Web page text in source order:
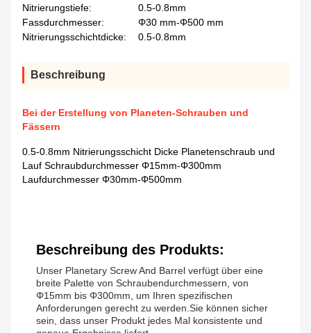
Nitrierungstiefe:
0.5-0.8mm
Fassdurchmesser:
Φ30 mm-Φ500 mm
Nitrierungsschichtdicke:
0.5-0.8mm
Beschreibung
Bei der Erstellung von Planeten-Schrauben und
Fässern
0.5-0.8mm Nitrierungsschicht Dicke Planetenschraub und
Lauf Schraubdurchmesser Φ15mm-Φ300mm
Laufdurchmesser Φ30mm-Φ500mm
Beschreibung des Produkts:
Unser Planetary Screw And Barrel verfügt über eine
breite Palette von Schraubendurchmessern, von
Φ15mm bis Φ300mm, um Ihren spezifischen
Anforderungen gerecht zu werden.Sie können sicher
sein, dass unser Produkt jedes Mal konsistente und